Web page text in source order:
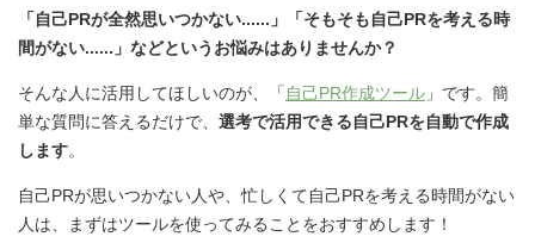
「自己PRが全然思いつかない......」「そもそも自己PRを考える時
間がない......」などというお悩みはありませんか？
そんな人に活用してほしいのが、「 自己PR作成ツール 」です。簡
単な質問に答えるだけで、 選考で活用できる自己PRを自動で作成
します。
自己PRが思いつかない人や、忙しくて自己PRを考える時間がない
人は、まずはツールを使ってみることをおすすめします！